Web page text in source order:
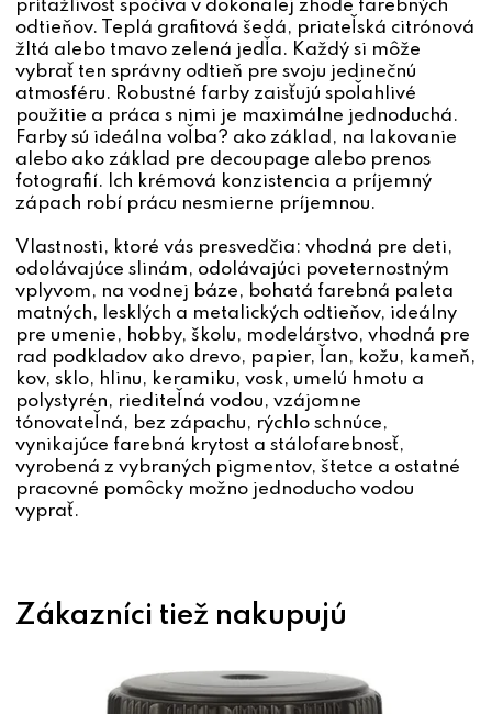
príťažlivosť spočíva v dokonalej zhode farebných
odtieňov. Teplá grafitová šedá, priateľská citrónová
žltá alebo tmavo zelená jedľa. Každý si môže
vybrať ten správny odtieň pre svoju jedinečnú
atmosféru. Robustné farby zaisťujú spoľahlivé
použitie a práca s nimi je maximálne jednoduchá.
Farby sú ideálna voľba? ako základ, na lakovanie
alebo ako základ pre decoupage alebo prenos
fotografií. Ich krémová konzistencia a príjemný
zápach robí prácu nesmierne príjemnou.
Vlastnosti, ktoré vás presvedčia: vhodná pre deti,
odolávajúce slinám, odolávajúci poveternostným
vplyvom, na vodnej báze, bohatá farebná paleta
matných, lesklých a metalických odtieňov, ideálny
pre umenie, hobby, školu, modelárstvo, vhodná pre
rad podkladov ako drevo, papier, ľan, kožu, kameň,
kov, sklo, hlinu, keramiku, vosk, umelú hmotu a
polystyrén, riediteľná vodou, vzájomne
tónovateľná, bez zápachu, rýchlo schnúce,
vynikajúce farebná krytost a stálofarebnosť,
vyrobená z vybraných pigmentov, štetce a ostatné
pracovné pomôcky možno jednoducho vodou
vyprať.